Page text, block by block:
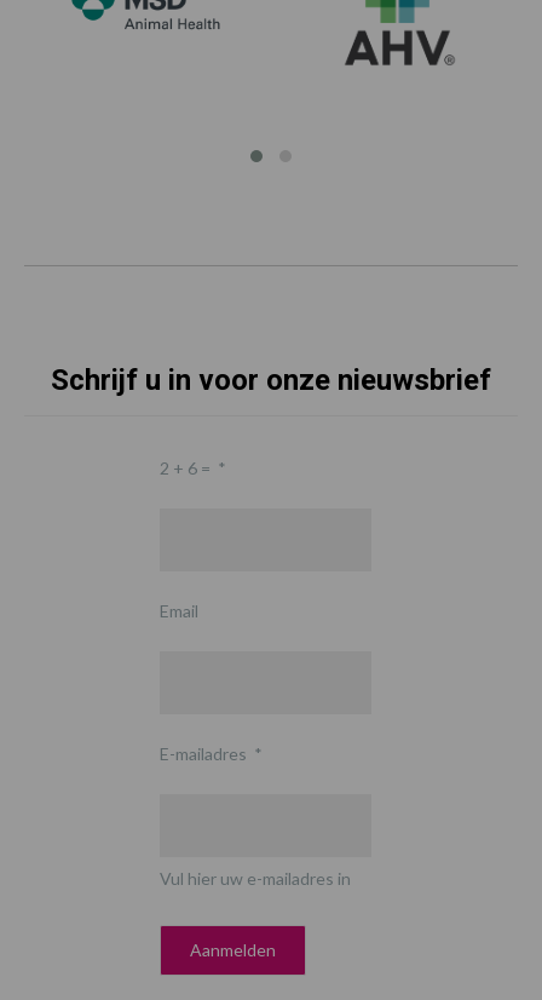
Schrijf u in voor onze nieuwsbrief
2 + 6 = *
Email
E-mailadres *
Vul hier uw e-mailadres in